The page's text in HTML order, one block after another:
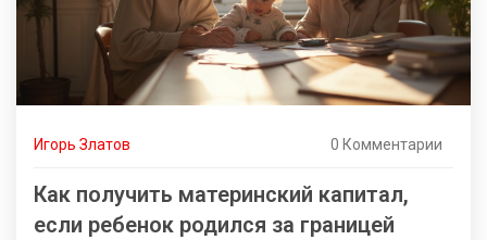
Игорь Златов 0 Комментарии
Как получить материнский капитал,
если ребенок родился за границей